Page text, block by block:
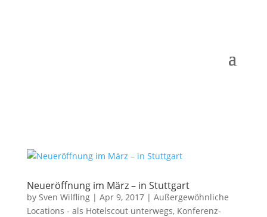
Neueröffnung im März – in Stuttgart
by Sven Wilfling| Apr 9, 2017| Außergewöhnliche
Locations - als Hotelscout unterwegs, Konferenz-